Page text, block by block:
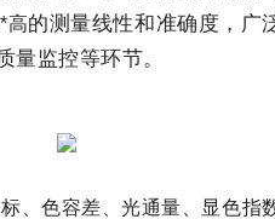
高的测量线性和准确度，广
监控等环节。
、色容差、光通量、显色指